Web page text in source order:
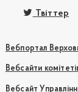
Твіттер
Вебпортал
Вебсайти
Вебсайт